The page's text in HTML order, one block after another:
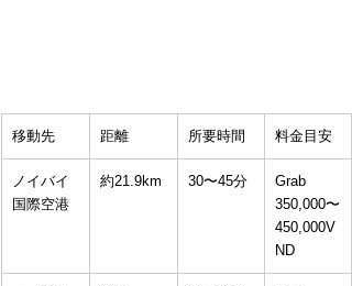
移動先 距離 所要時間 料金目安
ノイバイ
国際空港
約21.9km 30〜45分
Grab
350,000〜
450,000V
ND